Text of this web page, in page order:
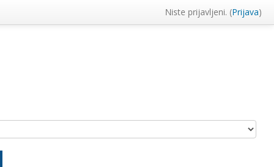
Niste prijavljeni. (Prijava)